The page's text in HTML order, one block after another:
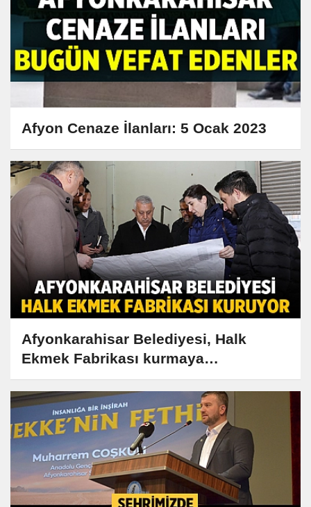
Afyon Cenaze İlanları: 5 Ocak 2023
Afyonkarahisar Belediyesi, Halk
Ekmek Fabrikası kurmaya
hazırlanıyor